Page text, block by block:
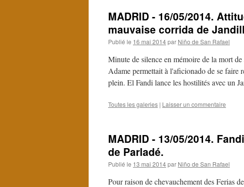
MADRID - 16/05/2014.
mauvaise corrida de
Publié le 16 mai 2014par Niño de San Rafael
Minute de silence en mémoire de la mort
Adame permettait à l'aficionado de se faire
plein. El Fandi lance les hostilités avec un
Toutes les galeries | Laisser un commentaire
MADRID - 13/05/2014.
de Parladé.
Publié le 13 mai 2014par Niño de San Rafael
Pour raison de chevauchement des Ferias